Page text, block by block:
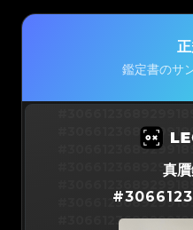
鑑定書のサ
真
#